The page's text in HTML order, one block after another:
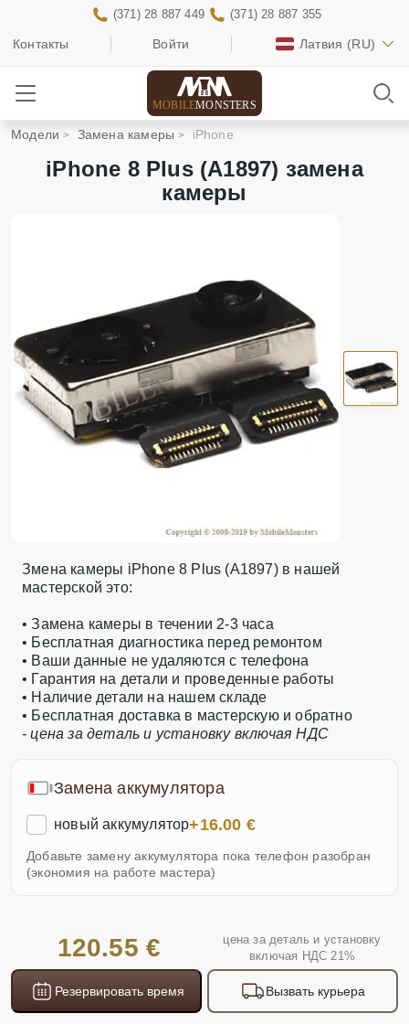
Контакты Войти Латвия (RU)
(371) 28 887 449 (371) 28 887 355
MOBILEMONSTERS
Модели Замена камеры iPhone
iPhone 8 Plus (A1897) замена
камеры
120.55 €
цена за деталь и установку
включая НДС 21%
Вызвать курьера
Резервировать время
Змена камеры iPhone 8 Plus (A1897) в нашей
мастерской это:
• Замена камеры в течении 2-3 часа
• Бесплатная диагностика перед ремонтом
• Ваши данные не удаляются с телефона
• Гарантия на детали и проведенные работы
• Наличие детали на нашем складе
• Бесплатная доставка в мастерскую и обратно
- цена за деталь и установку включая НДС
Замена аккумулятора
новый аккумулятор+16.00 €
Добавьте замену аккумулятора пока телефон разобран
(экономия на работе мастера)